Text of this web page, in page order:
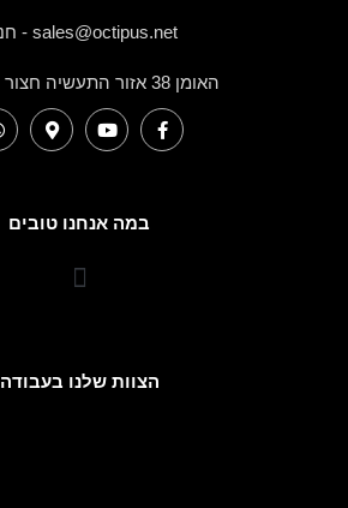
sales@octipus.net - חנות
האומן 38 אזור התעשיה חצור הגלילית
במה אנחנו טובים
הצוות שלנו בעבודה